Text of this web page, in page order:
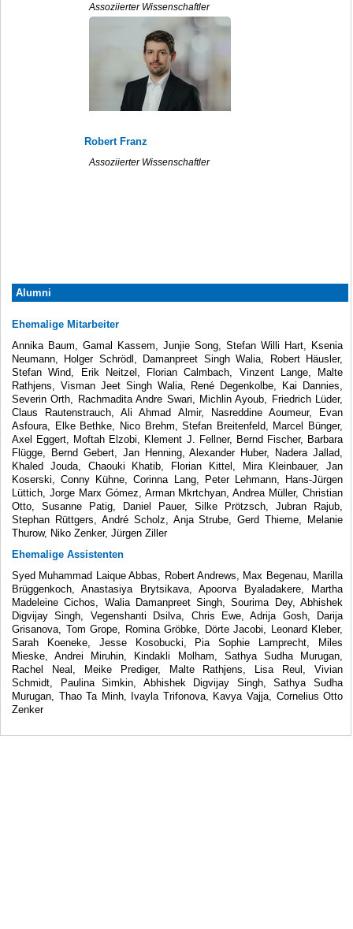
Assoziierter Wissenschaftler
Robert Franz
Assoziierter Wissenschaftler
Alumni
Ehemalige Mitarbeiter
Annika Baum, Gamal Kassem, Junjie Song, Stefan Willi Hart, Ksenia
Neumann, Holger Schrödl, Damanpreet Singh Walia, Robert Häusler,
Stefan Wind, Erik Neitzel, Florian Calmbach, Vinzent Lange, Malte
Rathjens, Visman Jeet Singh Walia, René Degenkolbe, Kai Dannies,
Severin Orth, Rachmadita Andre Swari, Michlin Ayoub, Friedrich Lüder,
Claus Rautenstrauch, Ali Ahmad Almir, Nasreddine Aoumeur, Evan
Asfoura, Elke Bethke, Nico Brehm, Stefan Breitenfeld, Marcel Bünger,
Axel Eggert, Moftah Elzobi, Klement J. Fellner, Bernd Fischer, Barbara
Flügge, Bernd Gebert, Jan Henning, Alexander Huber, Nadera Jallad,
Khaled Jouda, Chaouki Khatib, Florian Kittel, Mira Kleinbauer, Jan
Koserski, Conny Kühne, Corinna Lang, Peter Lehmann, Hans-Jürgen
Lüttich, Jorge Marx Gómez, Arman Mkrtchyan, Andrea Müller, Christian
Otto, Susanne Patig, Daniel Pauer, Silke Prötzsch, Jubran Rajub,
Stephan Rüttgers, André Scholz, Anja Strube, Gerd Thieme, Melanie
Thurow, Niko Zenker, Jürgen Ziller
Ehemalige Assistenten
Syed Muhammad Laique Abbas, Robert Andrews, Max Begenau, Marilla
Brüggenkoch, Anastasiya Brytsikava, Apoorva Byaladakere, Martha
Madeleine Cichos, Walia Damanpreet Singh, Sourima Dey, Abhishek
Digvijay Singh, Vegenshanti Dsilva, Chris Ewe, Adrija Gosh, Darija
Grisanova, Tom Grope, Romina Gröbke, Dörte Jacobi, Leonard Kleber,
Sarah Koeneke, Jesse Kosobucki, Pia Sophie Lamprecht, Miles
Mieske, Andrei Miruhin, Kindakli Molham, Sathya Sudha Murugan,
Rachel Neal, Meike Prediger, Malte Rathjens, Lisa Reul, Vivian
Schmidt, Paulina Simkin, Abhishek Digvijay Singh, Sathya Sudha
Murugan, Thao Ta Minh, Ivayla Trifonova, Kavya Vajja, Cornelius Otto
Zenker